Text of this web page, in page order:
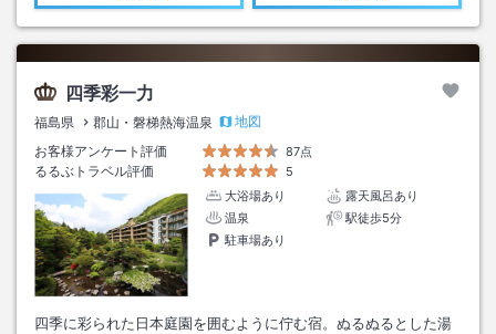
四季彩一力
福島県 郡山・磐梯熱海温泉
地図
お客様アンケート評価
87点
るるぶトラベル評価
5
大浴場あり
露天風呂あり
温泉
駅徒歩5分
駐車場あり
四季に彩られた日本庭園を囲むように佇む宿。ぬるぬるとした湯